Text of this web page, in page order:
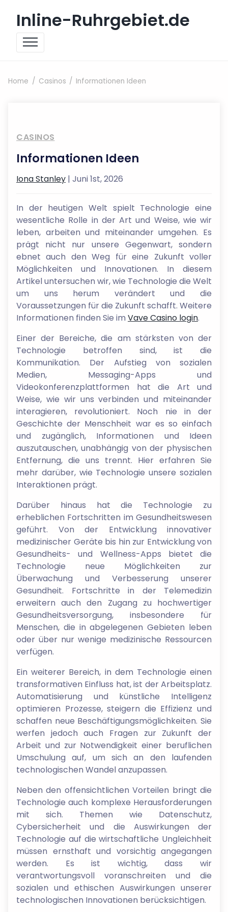
Inline-Ruhrgebiet.de
Home Casinos Informationen Ideen
CASINOS
Informationen Ideen
Iona Stanley | Juni 1st, 2026
In der heutigen Welt spielt Technologie eine
wesentliche Rolle in der Art und Weise, wie wir
leben, arbeiten und miteinander umgehen. Es
prägt nicht nur unsere Gegenwart, sondern
ebnet auch den Weg für eine Zukunft voller
Möglichkeiten und Innovationen. In diesem
Artikel untersuchen wir, wie Technologie die Welt
um uns herum verändert und die
Voraussetzungen für die Zukunft schafft. Weitere
Informationen finden Sie im Vave Casino login.
Einer der Bereiche, die am stärksten von der
Technologie betroffen sind, ist die
Kommunikation. Der Aufstieg von sozialen
Medien, Messaging-Apps und
Videokonferenzplattformen hat die Art und
Weise, wie wir uns verbinden und miteinander
interagieren, revolutioniert. Noch nie in der
Geschichte der Menschheit war es so einfach
und zugänglich, Informationen und Ideen
auszutauschen, unabhängig von der physischen
Entfernung, die uns trennt. Hier erfahren Sie
mehr darüber, wie Technologie unsere sozialen
Interaktionen prägt.
Darüber hinaus hat die Technologie zu
erheblichen Fortschritten im Gesundheitswesen
geführt. Von der Entwicklung innovativer
medizinischer Geräte bis hin zur Entwicklung von
Gesundheits- und Wellness-Apps bietet die
Technologie neue Möglichkeiten zur
Überwachung und Verbesserung unserer
Gesundheit. Fortschritte in der Telemedizin
erweitern auch den Zugang zu hochwertiger
Gesundheitsversorgung, insbesondere für
Menschen, die in abgelegenen Gebieten leben
oder über nur wenige medizinische Ressourcen
verfügen.
Ein weiterer Bereich, in dem Technologie einen
transformativen Einfluss hat, ist der Arbeitsplatz.
Automatisierung und künstliche Intelligenz
optimieren Prozesse, steigern die Effizienz und
schaffen neue Beschäftigungsmöglichkeiten. Sie
werfen jedoch auch Fragen zur Zukunft der
Arbeit und zur Notwendigkeit einer beruflichen
Umschulung auf, um sich an den laufenden
technologischen Wandel anzupassen.
Neben den offensichtlichen Vorteilen bringt die
Technologie auch komplexe Herausforderungen
mit sich. Themen wie Datenschutz,
Cybersicherheit und die Auswirkungen der
Technologie auf die wirtschaftliche Ungleichheit
müssen ernsthaft und vorsichtig angegangen
werden. Es ist wichtig, dass wir
verantwortungsvoll voranschreiten und die
sozialen und ethischen Auswirkungen unserer
technologischen Innovationen berücksichtigen.